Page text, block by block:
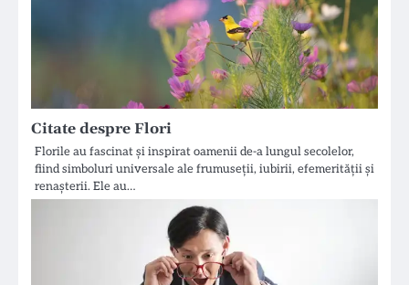
Citate despre Flori
Florile au fascinat și inspirat oamenii de-a lungul secolelor,
fiind simboluri universale ale frumuseții, iubirii, efemerității și
renașterii. Ele au…